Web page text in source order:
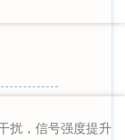
扰，信号强度提升